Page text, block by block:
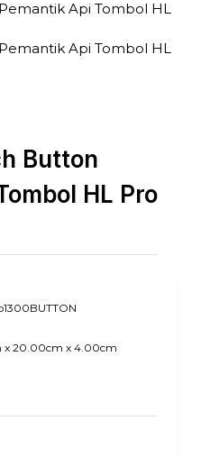
Button
HL Pro
x 20.00cm x 4.00cm